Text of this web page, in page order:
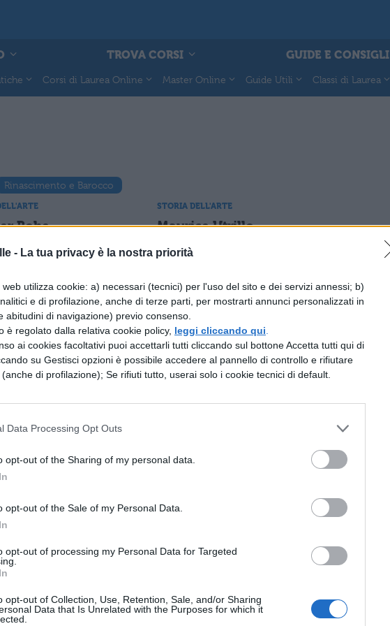
- La tua privacy è la nostra priorità
utilizza cookie: a) necessari (tecnici) per l'uso del sito e dei servizi annessi; b)
e di profilazione, anche di terze parti, per mostrarti annunci personalizzati in
abitudini di navigazione) previo consenso.
è regolato dalla relativa cookie policy, leggi cliccando qui
ai cookies facoltativi puoi accettarli tutti cliccando sul bottone Accetta tutti qui di
su Gestisci opzioni è possibile accedere al pannello di controllo e rifiutare
di profilazione); Se rifiuti tutto, userai solo i cookie tecnici di default.
Data Processing Opt Outs
opt-out of the Sharing of my personal data.
opt-out of the Sale of my Personal Data.
opt-out of processing my Personal Data for Targeted
opt-out of Collection, Use, Retention, Sale, and/or Sharing
Data that Is Unrelated with the Purposes for which it
TROVA CORSI GUIDE E CONSIGLI
Corsi di Laurea Online Master Online Guide Utili Classi di Laurea
Rinascimento e Barocco
Rohe
STORIA DELL'ARTE
Maurice Utrillo
Chaim Soutine
STORIA DELL'ARTE
Marc Chagall
STORIA DELL'ARTE
età arcaica Antonio del Pollaiolo